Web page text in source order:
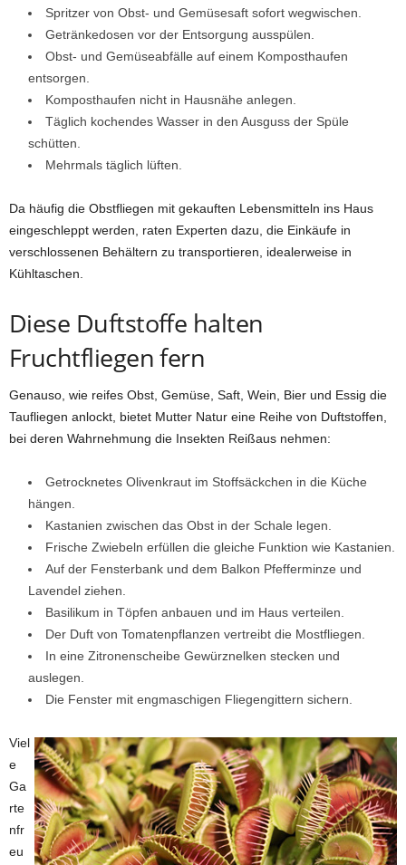
Spritzer von Obst- und Gemüsesaft sofort wegwischen.
Getränkedosen vor der Entsorgung ausspülen.
Obst- und Gemüseabfälle auf einem Komposthaufen
entsorgen.
Komposthaufen nicht in Hausnähe anlegen.
Täglich kochendes Wasser in den Ausguss der Spüle
schütten.
Mehrmals täglich lüften.
Da häufig die Obstfliegen mit gekauften Lebensmitteln ins Haus
eingeschleppt werden, raten Experten dazu, die Einkäufe in
verschlossenen Behältern zu transportieren, idealerweise in
Kühltaschen.
Diese Duftstoffe halten
Fruchtfliegen fern
Genauso, wie reifes Obst, Gemüse, Saft, Wein, Bier und Essig die
Taufliegen anlockt, bietet Mutter Natur eine Reihe von Duftstoffen,
bei deren Wahrnehmung die Insekten Reißaus nehmen:
Getrocknetes Olivenkraut im Stoffsäckchen in die Küche
hängen.
Kastanien zwischen das Obst in der Schale legen.
Frische Zwiebeln erfüllen die gleiche Funktion wie Kastanien.
Auf der Fensterbank und dem Balkon Pfefferminze und
Lavendel ziehen.
Basilikum in Töpfen anbauen und im Haus verteilen.
Der Duft von Tomatenpflanzen vertreibt die Mostfliegen.
In eine Zitronenscheibe Gewürznelken stecken und
auslegen.
Die Fenster mit engmaschigen Fliegengittern sichern.
Viel
e
Ga
rte
nfr
eu